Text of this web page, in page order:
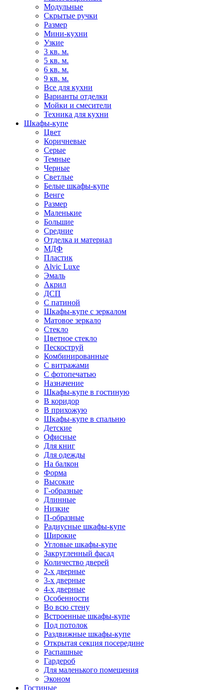
Модульные
Скрытые ручки
Размер
Мини-кухни
Узкие
3 кв. м.
5 кв. м.
6 кв. м.
9 кв. м.
Все для кухни
Варианты отделки
Мойки и смесители
Техника для кухни
Шкафы-купе
Цвет
Коричневые
Серые
Темные
Черные
Светлые
Белые шкафы-купе
Венге
Размер
Маленькие
Большие
Средние
Отделка и материал
МДФ
Пластик
Alvic Luxe
Эмаль
Акрил
ДСП
С патиной
Шкафы-купе с зеркалом
Матовое зеркало
Стекло
Цветное стекло
Пескоструй
Комбинированные
С витражами
С фотопечатью
Назначение
Шкафы-купе в гостиную
В коридор
В прихожую
Шкафы-купе в спальню
Детские
Офисные
Для книг
Для одежды
На балкон
Форма
Высокие
Г-образные
Длинные
Низкие
П-образные
Радиусные шкафы-купе
Широкие
Угловые шкафы-купе
Закругленный фасад
Количество дверей
2-х дверные
3-х дверные
4-х дверные
Особенности
Во всю стену
Встроенные шкафы-купе
Под потолок
Раздвижные шкафы-купе
Открытая секция посередине
Распашные
Гардероб
Для маленького помещения
Эконом
Гостиные